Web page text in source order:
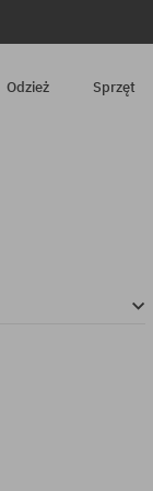
Odzież Sprzęt